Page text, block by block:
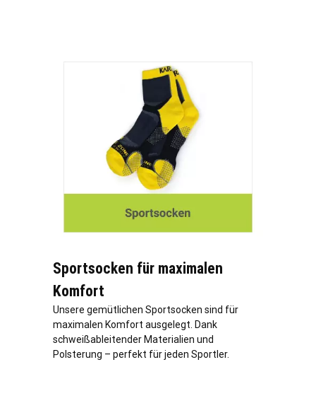
Sportsocken für maximalen
Komfort
Unsere gemütlichen Sportsocken sind für
maximalen Komfort ausgelegt. Dank
schweißableitender Materialien und
Polsterung – perfekt für jeden Sportler.